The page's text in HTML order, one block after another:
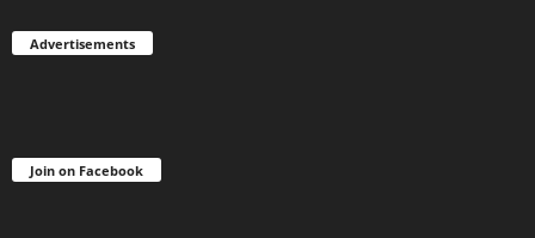
Advertisements
Join on Facebook